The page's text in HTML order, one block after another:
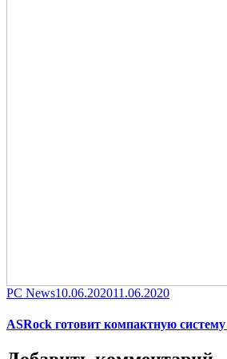
Category
PC NewsPosted
10.06.202011.06.2020
ASRock готовит компактную